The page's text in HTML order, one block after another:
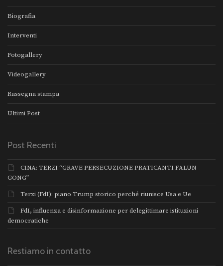
Biografia
Interventi
Fotogallery
Videogallery
Rassegna stampa
Ultimi Post
Post Recenti
CINA: TERZI “GRAVE PERSECUZIONE PRATICANTI FALUN
GONG”
Terzi (FdI): piano Trump storico perché riunisce Usa e Ue
FdI, influenza e disinformazione per delegittimare istituzioni
democratiche
Restiamo in contatto